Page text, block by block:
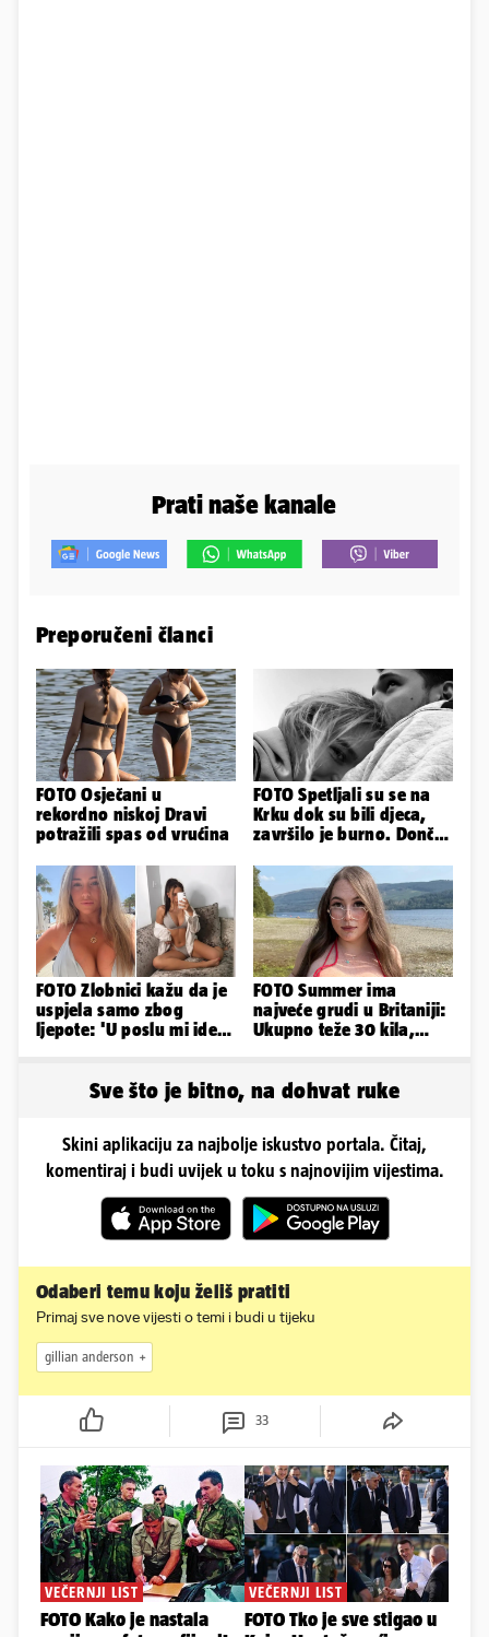
Prati naše kanale
Preporučeni članci
FOTO Osječani u
rekordno niskoj Dravi
potražili spas od vrućina
FOTO Spetljali su se na
Krku dok su bili djeca,
završilo je burno. Dončić
FOTO Zlobnici kažu da je
uspjela samo zbog
ljepote: 'U poslu mi ide
FOTO Summer ima
najveće grudi u Britaniji:
Ukupno teže 30 kila,
Sve što je bitno, na dohvat ruke
Skini aplikaciju za najbolje iskustvo portala. Čitaj,
komentiraj i budi uvijek u toku s najnovijim vijestima.
Odaberi temu koju želiš pratiti
Primaj sve nove vijesti o temi i budi u tijeku
gillian anderson
33